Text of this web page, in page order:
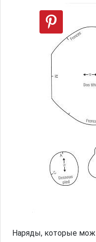
Наряды, которые